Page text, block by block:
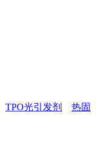
TPO光引发剂
热固